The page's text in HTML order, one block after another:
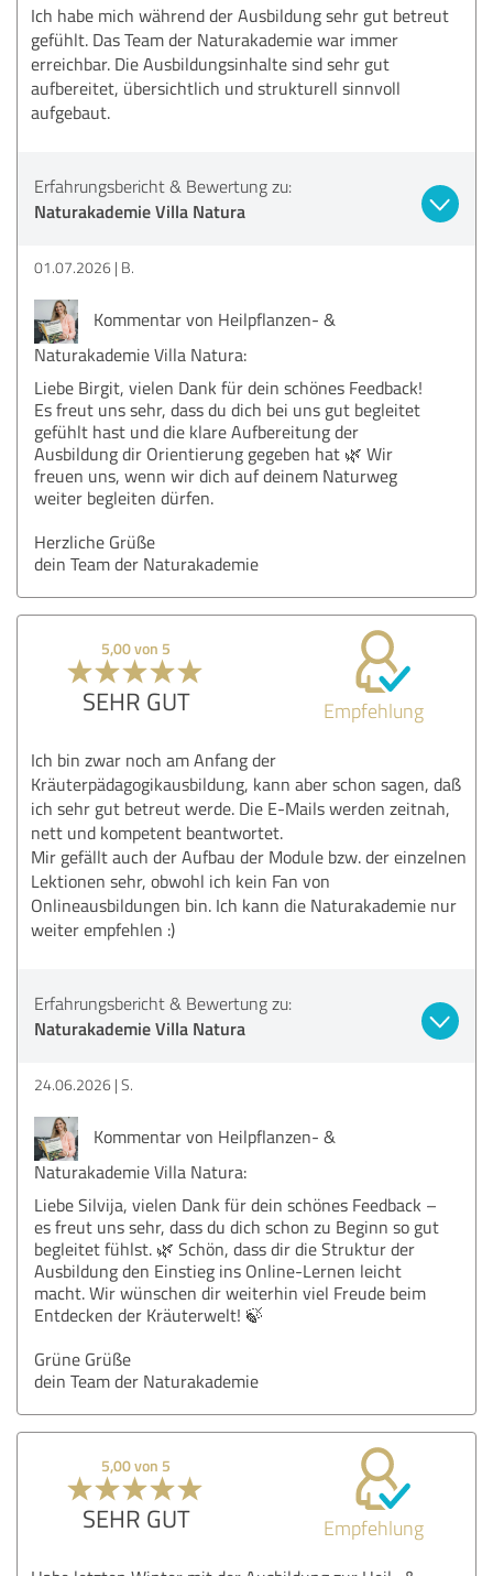
Ich habe mich während der Ausbildung sehr gut betreut
gefühlt. Das Team der Naturakademie war immer
erreichbar. Die Ausbildungsinhalte sind sehr gut
aufbereitet, übersichtlich und strukturell sinnvoll
aufgebaut.
Erfahrungsbericht & Bewertung zu:
Naturakademie Villa Natura
01.07.2026 B.
Kommentar von Heilpflanzen- &
Naturakademie Villa Natura:
Liebe Birgit, vielen Dank für dein schönes Feedback!
Es freut uns sehr, dass du dich bei uns gut begleitet
gefühlt hast und die klare Aufbereitung der
Ausbildung dir Orientierung gegeben hat 🌿 Wir
freuen uns, wenn wir dich auf deinem Naturweg
weiter begleiten dürfen.
Herzliche Grüße
dein Team der Naturakademie
5,00 von 5
SEHR GUT Empfehlung
Ich bin zwar noch am Anfang der
Kräuterpädagogikausbildung, kann aber schon sagen, daß
ich sehr gut betreut werde. Die E-Mails werden zeitnah,
nett und kompetent beantwortet.
Mir gefällt auch der Aufbau der Module bzw. der einzelnen
Lektionen sehr, obwohl ich kein Fan von
Onlineausbildungen bin. Ich kann die Naturakademie nur
weiter empfehlen :)
Erfahrungsbericht & Bewertung zu:
Naturakademie Villa Natura
24.06.2026 S.
Kommentar von Heilpflanzen- &
Naturakademie Villa Natura:
Liebe Silvija, vielen Dank für dein schönes Feedback –
es freut uns sehr, dass du dich schon zu Beginn so gut
begleitet fühlst. 🌿 Schön, dass dir die Struktur der
Ausbildung den Einstieg ins Online-Lernen leicht
macht. Wir wünschen dir weiterhin viel Freude beim
Entdecken der Kräuterwelt! 🍃
Grüne Grüße
dein Team der Naturakademie
5,00 von 5
SEHR GUT Empfehlung